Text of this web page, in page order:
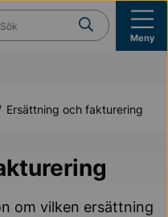
söker du?
Meny
Ersättning och fakturering
om vilken ersättning